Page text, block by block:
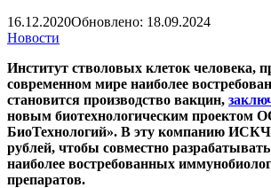
16.12.2020Обновлено: 18.09.2024
Новости
Институт стволовых клеток человека,
современном мире наиболее
становится производство вакцин,
новым биотехнологическим проектом
БиоТехнологий». В эту компанию
рублей, чтобы совместно
наиболее востребованных
препаратов.